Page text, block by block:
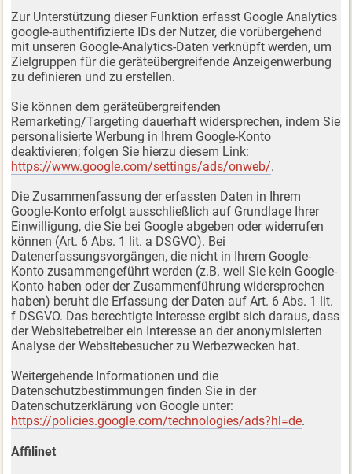
Zur Unterstützung dieser Funktion erfasst Google Analytics
google-authentifizierte IDs der Nutzer, die vorübergehend
mit unseren Google-Analytics-Daten verknüpft werden, um
Zielgruppen für die geräteübergreifende Anzeigenwerbung
zu definieren und zu erstellen.
Sie können dem geräteübergreifenden
Remarketing/Targeting dauerhaft widersprechen, indem Sie
personalisierte Werbung in Ihrem Google-Konto
deaktivieren; folgen Sie hierzu diesem Link:
https://www.google.com/settings/ads/onweb/.
Die Zusammenfassung der erfassten Daten in Ihrem
Google-Konto erfolgt ausschließlich auf Grundlage Ihrer
Einwilligung, die Sie bei Google abgeben oder widerrufen
können (Art. 6 Abs. 1 lit. a DSGVO). Bei
Datenerfassungsvorgängen, die nicht in Ihrem Google-
Konto zusammengeführt werden (z.B. weil Sie kein Google-
Konto haben oder der Zusammenführung widersprochen
haben) beruht die Erfassung der Daten auf Art. 6 Abs. 1 lit.
f DSGVO. Das berechtigte Interesse ergibt sich daraus, dass
der Websitebetreiber ein Interesse an der anonymisierten
Analyse der Websitebesucher zu Werbezwecken hat.
Weitergehende Informationen und die
Datenschutzbestimmungen finden Sie in der
Datenschutzerklärung von Google unter:
https://policies.google.com/technologies/ads?hl=de.
Affilinet